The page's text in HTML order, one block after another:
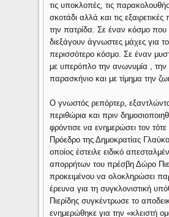
τις υποκλοπές, τις
σκοτάδι αλλά και τις
την πατρίδα. Σε έναν κόσμο που
διεξάγουν άγνωστες μάχες για
περισσότερο κόσμο. Σε έναν
με υπερόπλο την ανωνυμία , την
παρασκήνιο και με τίμημα την
Ο γνωστός ρεπόρτερ,
περιθώρια και πριν
φρόντισε να ενημερώσει τον
Πρόεδρο της Δημοκρατίας
οποίος έστειλε ειδικό
απορρήτων του πρέσβη Δώρο
προκειμένου να ολοκληρώσει
έρευνα για τη συγκλονιστική
Πιερίδης συγκέντρωσε το
ενημερώθηκε για την «κλειστή